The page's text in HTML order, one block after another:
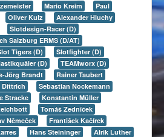
Mario Kreim
Paul
Oliver Kulz
Alexander Hluchy
Slotdesign-Racer (D)
Salzburg ERMS (D/AT)
Tigers (D)
Slotfighter (D)
(D)
TEAMworx (D)
Jörg Brandt
Rainer Taubert
Dittrich
Sebastian Nockemann
Stracke
Konstantin Müller
Tomáš Zedníček
Němeček
František Kačírek
Hans Steininger
Alrik Luther